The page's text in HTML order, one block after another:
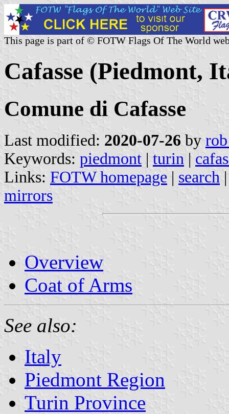
This page is part of © FOTW Flags Of The World
Cafasse (Piedmont,
Comune di Cafasse
Last modified: 2020-07-26 by
Keywords: piedmont | turin |
Links: FOTW homepage | search
mirrors
Overview
Coat of Arms
See also:
Italy
Piedmont Region
Turin Province